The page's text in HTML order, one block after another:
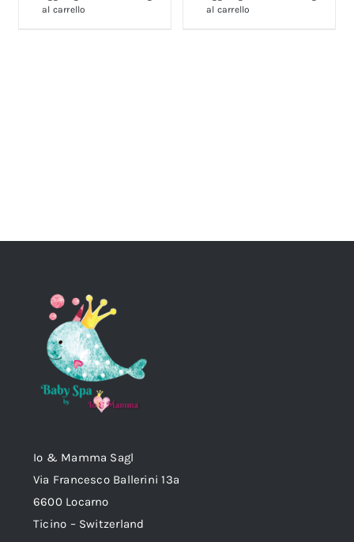
al carrello
al carrello
Io & Mamma Sagl
Via Francesco Ballerini 13a
6600 Locarno
Ticino – Switzerland